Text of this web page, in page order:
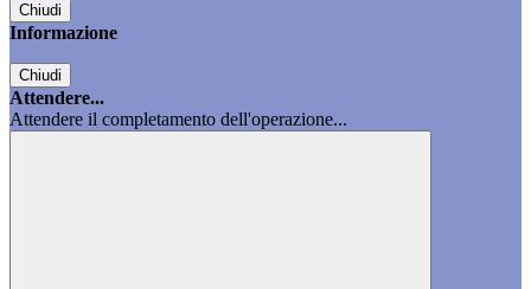
Chiudi
Informazione
Chiudi
Attendere...
Attendere il completamento dell'operazione...